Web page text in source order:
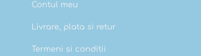
Contul meu
Livrare, plata si retur
Termeni si conditii